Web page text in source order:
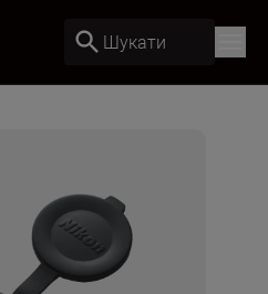
Шукати